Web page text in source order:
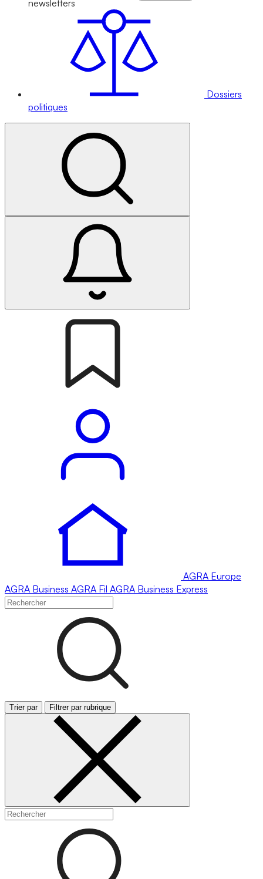
newsletters
Dossiers
politiques
AGRA Europe
AGRA Business AGRA Fil AGRA Business Express
Trier par Filtrer par rubrique